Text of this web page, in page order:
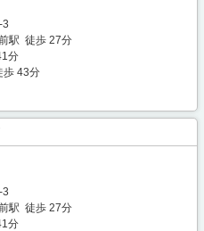
3
駅 徒歩 27分
分
歩 43分
3
駅 徒歩 27分
分